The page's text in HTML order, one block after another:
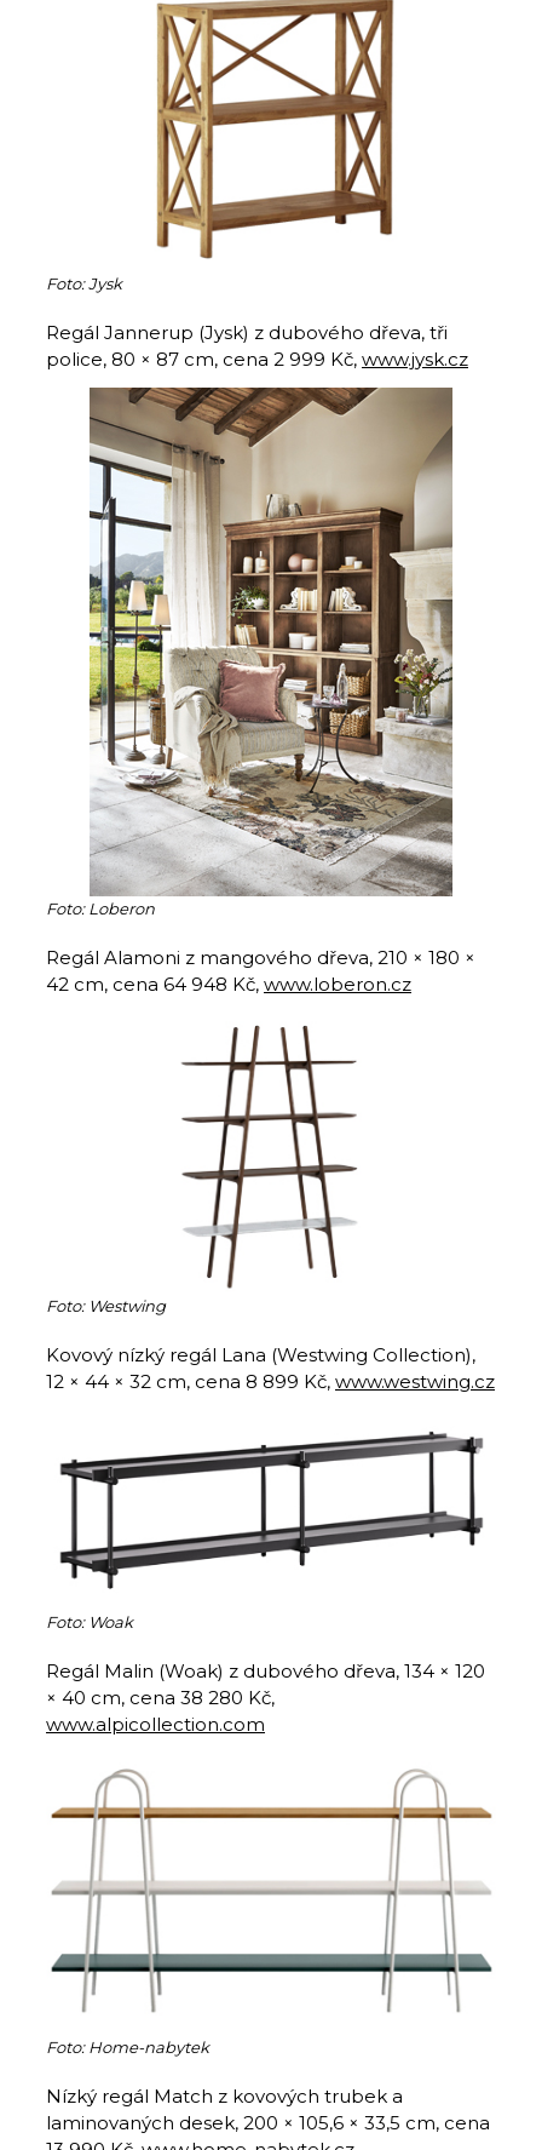
Foto: Jysk
Regál Jannerup (Jysk) z dubového dřeva, tři
police, 80 × 87 cm, cena 2 999 Kč, www.jysk.cz
Foto: Loberon
Regál Alamoni z mangového dřeva, 210 × 180 ×
42 cm, cena 64 948 Kč, www.loberon.cz
Foto: Westwing
Kovový nízký regál Lana (Westwing Collection),
12 × 44 × 32 cm, cena 8 899 Kč, www.westwing.cz
Foto: Woak
Regál Malin (Woak) z dubového dřeva, 134 × 120
× 40 cm, cena 38 280 Kč,
www.alpicollection.com
Foto: Home-nabytek
Nízký regál Match z kovových trubek a
laminovaných desek, 200 × 105,6 × 33,5 cm, cena